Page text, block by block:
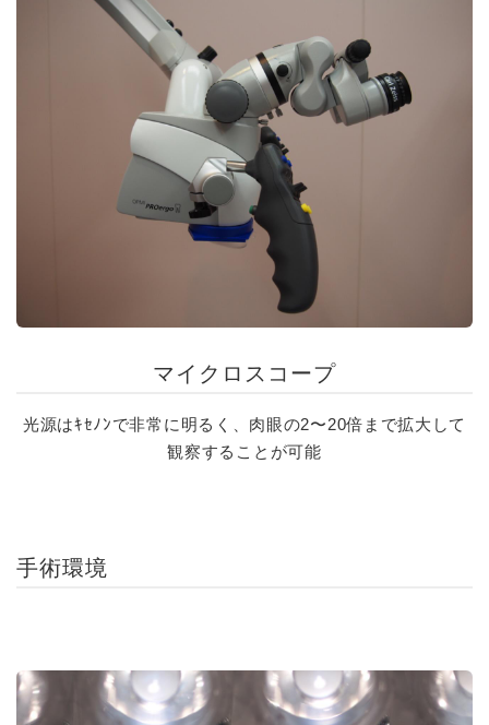
マイクロスコープ
光源はｷｾﾉﾝで非常に明るく、肉眼の2〜20倍まで拡大して
観察することが可能
手術環境